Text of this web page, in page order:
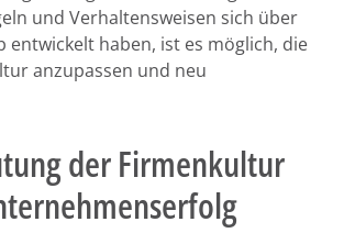
und Verhaltensweisen sich über
entwickelt haben, ist es möglich, die
anzupassen und neu
der Firmenkultur